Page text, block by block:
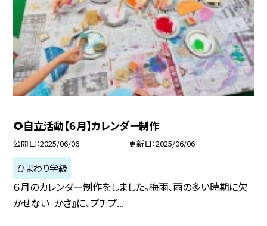
🌻自立活動【６月】カレンダー制作
公開日 2025/06/06 更新日 2025/06/06
ひまわり学級
６月のカレンダー制作をしました。梅雨、雨の多い時期に欠
かせない『かさ』に、プチプ...